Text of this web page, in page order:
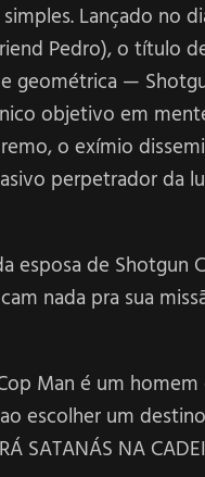
Lançado no
Pedro), o título
geométrica —
objetivo em
o exímio
perpetrador da
esposa de Shotgun
nada pra sua
Man é um
escolher um
SATANÁS NA